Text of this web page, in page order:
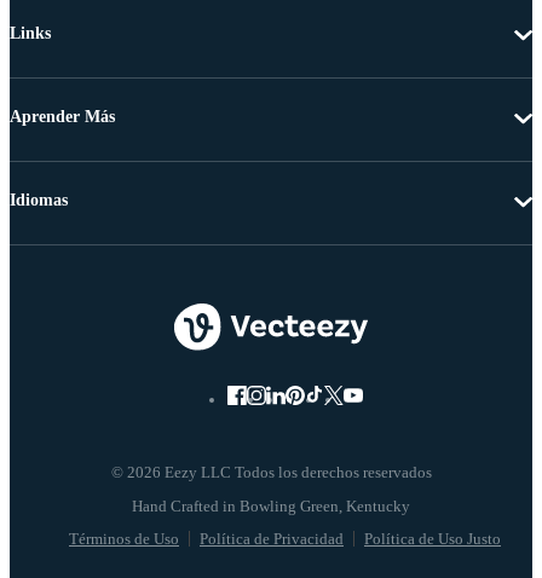
Links
Aprender Más
© 2026 Eezy LLC Todos los derechos reservados
Términos de Uso Política de Privacidad Política de Uso Justo
Idiomas